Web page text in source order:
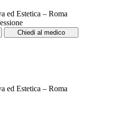
ed Estetica – Roma
Chiedi al medico
ed Estetica – Roma